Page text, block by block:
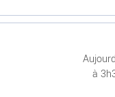
à